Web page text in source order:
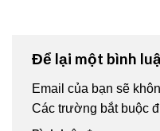
Để lại một bình
Email của bạn sẽ
Các trường bắt buộc